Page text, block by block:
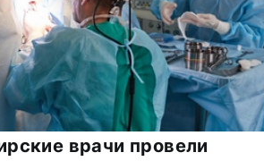
врачи провели